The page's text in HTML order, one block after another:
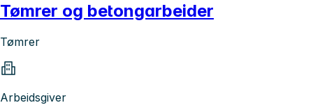
Tømrer og betongarbeider
Tømrer
Arbeidsgiver